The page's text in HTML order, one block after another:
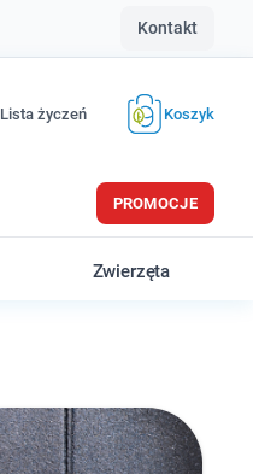
Kontakt
Lista życzeń Koszyk
PROMOCJE
Zwierzęta